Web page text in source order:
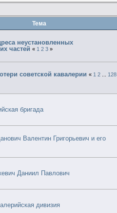
Тема
неустановленных
частей « 1 2 3»
советской кавалерии « 1 2... 128
бригада
Валентин Григорьевич и его
Даниил Павлович
дивизия